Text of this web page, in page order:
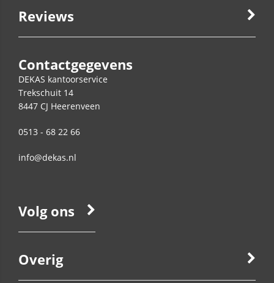
Reviews
Contactgegevens
DEKAS kantoorservice
Trekschuit 14
8447 CJ Heerenveen
0513 - 68 22 66
info@dekas.nl
Volg ons
Overig